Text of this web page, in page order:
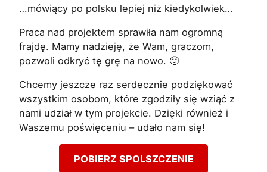
…mówiący po polsku lepiej niż kiedykolwiek…
Praca nad projektem sprawiła nam ogromną
frajdę. Mamy nadzieję, że Wam, graczom,
pozwoli odkryć tę grę na nowo. 🙂
Chcemy jeszcze raz serdecznie podziękować
wszystkim osobom, które zgodziły się wziąć z
nami udział w tym projekcie. Dzięki również i
Waszemu poświęceniu – udało nam się!
POBIERZ SPOLSZCZENIE